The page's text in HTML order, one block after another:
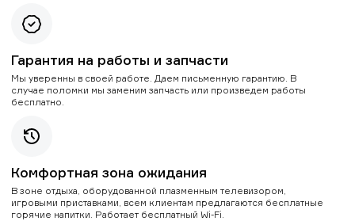
Гарантия на работы и запчасти
Мы уверенны в своей работе. Даем письменную гарантию. В
случае поломки мы заменим запчасть или произведем работы
бесплатно.
Комфортная зона ожидания
В зоне отдыха, оборудованной плазменным телевизором,
игровыми приставками, всем клиентам предлагаются бесплатные
горячие напитки. Работает бесплатный Wi-Fi.